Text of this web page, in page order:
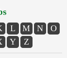
L M N
O
Y Z